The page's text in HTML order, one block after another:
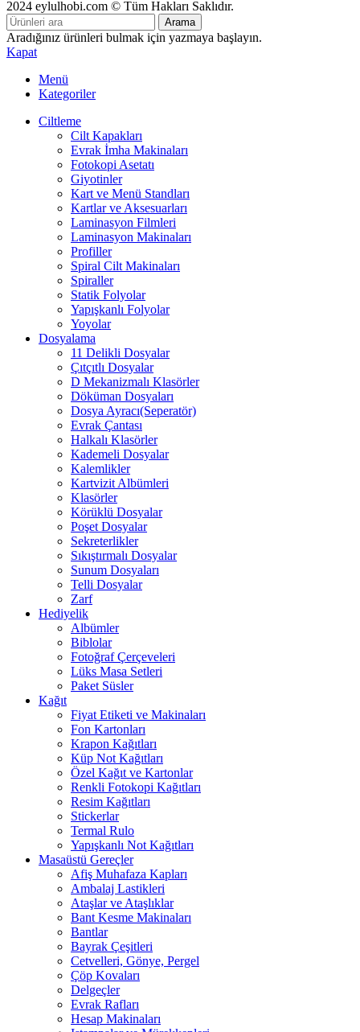
2024 eylulhobi.com © Tüm Hakları Saklıdır.
Arama
Aradığınız ürünleri bulmak için yazmaya başlayın.
Kapat
Menü
Kategoriler
Ciltleme
Cilt Kapakları
Evrak İmha Makinaları
Fotokopi Asetatı
Giyotinler
Kart ve Menü Standları
Kartlar ve Aksesuarları
Laminasyon Filmleri
Laminasyon Makinaları
Profiller
Spiral Cilt Makinaları
Spiraller
Statik Folyolar
Yapışkanlı Folyolar
Yoyolar
Dosyalama
11 Delikli Dosyalar
Çıtçıtlı Dosyalar
D Mekanizmalı Klasörler
Döküman Dosyaları
Dosya Ayracı(Seperatör)
Evrak Çantası
Halkalı Klasörler
Kademeli Dosyalar
Kalemlikler
Kartvizit Albümleri
Klasörler
Körüklü Dosyalar
Poşet Dosyalar
Sekreterlikler
Sıkıştırmalı Dosyalar
Sunum Dosyaları
Telli Dosyalar
Zarf
Hediyelik
Albümler
Biblolar
Fotoğraf Çerçeveleri
Lüks Masa Setleri
Paket Süsler
Kağıt
Fiyat Etiketi ve Makinaları
Fon Kartonları
Krapon Kağıtları
Küp Not Kağıtları
Özel Kağıt ve Kartonlar
Renkli Fotokopi Kağıtları
Resim Kağıtları
Stickerlar
Termal Rulo
Yapışkanlı Not Kağıtları
Masaüstü Gereçler
Afiş Muhafaza Kapları
Ambalaj Lastikleri
Ataşlar ve Ataşlıklar
Bant Kesme Makinaları
Bantlar
Bayrak Çeşitleri
Cetvelleri, Gönye, Pergel
Çöp Kovaları
Delgeçler
Evrak Rafları
Hesap Makinaları